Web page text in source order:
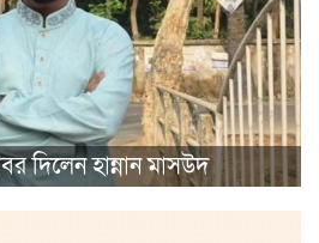
দিলেন হান্নান মাসউদ